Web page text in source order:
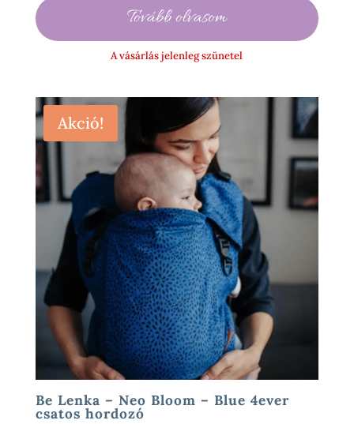
900 Ft
-
45
Tovább olvasom
A vásárlás jelenleg szünetel
Akció!
Be Lenka – Neo Bloom – Blue 4ever
csatos hordozó